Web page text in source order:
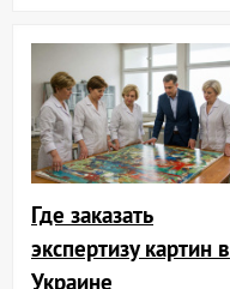
Где заказать
экспертизу картин в
Украине